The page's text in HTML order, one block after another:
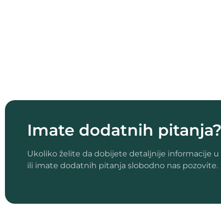
Imate dodatnih pitanja?
Ukoliko želite da dobijete detaljnije informacije u
ili imate dodatnih pitanja slobodno nas pozovite.